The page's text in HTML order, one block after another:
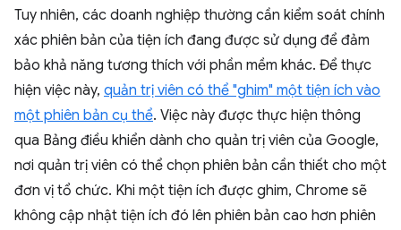
Tuy nhiên, các doanh nghiệp thường cần kiểm soát chính
xác phiên bản của tiện ích đang được sử dụng để đảm
bảo khả năng tương thích với phần mềm khác. Để thực
hiện việc này, quản trị viên có thể "ghim" một tiện ích vào
một phiên bản cụ thể. Việc này được thực hiện thông
qua Bảng điều khiển dành cho quản trị viên của Google,
nơi quản trị viên có thể chọn phiên bản cần thiết cho một
đơn vị tổ chức. Khi một tiện ích được ghim, Chrome sẽ
không cập nhật tiện ích đó lên phiên bản cao hơn phiên